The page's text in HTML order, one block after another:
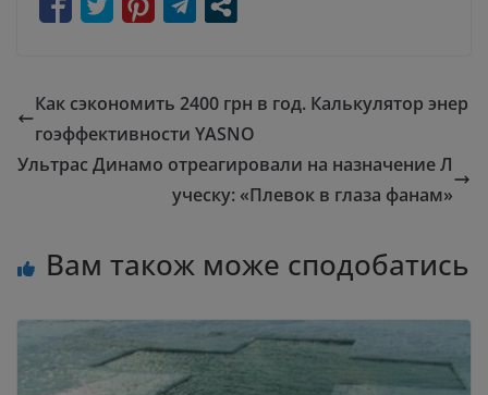
Как сэкономить 2400 грн в год. Калькулятор энер
гоэффективности YASNO
Ультрас Динамо отреагировали на назначение Л
уческу: «Плевок в глаза фанам»
Вам також може сподобатись